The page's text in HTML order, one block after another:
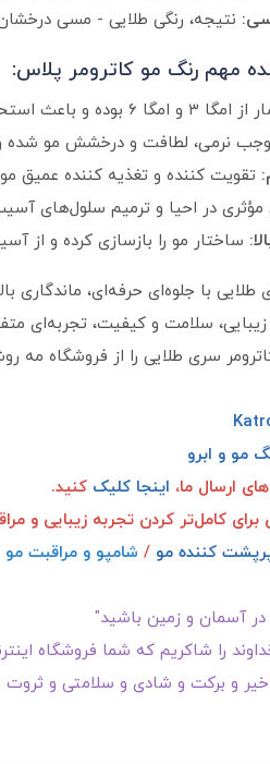
نتیجه، رنگی طلایی - مسی
مهم رنگ مو کاترومر پلاس:
استحکام تارهای مو و محافظت در برابر آلودگی‌های محیطی می‌شود.
نرمی، لطافت و درخشش مو شده و
تقویت کننده و تغذیه کننده
در احیا و ترمیم سلول‌های
ساختار مو را بازسازی کرده و از
طلایی با جلوه‌ای حرفه‌ای،
سلامت و کیفیت، تجربه‌ای
سری طلایی را از فروشگاه
مو و ابرو
ارسال ما، اینجا کلیک کنید.
کامل‌تر کردن تجربه زیبایی و
کننده مو / شامپو و مراقبت مو
آسمان و زمین باشید"
را شاکریم که شما فروشگاه
خیر و برکت و شادی و سلامتی و ثروت